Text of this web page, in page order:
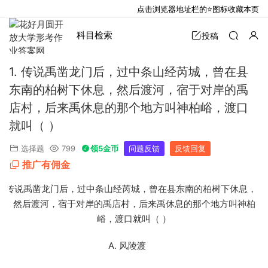
科目检索 投稿
1. 传说禹凿龙门后，过中条山经芮城，曾在县
东南的柏树下休息，然后渡河，宿于对岸的禹
店村，后来禹休息的那个地方叫神柏峪，渡口
就叫（ ）
选择题 799 领5金币 问题反馈 反馈回复
推广有佣金
传说禹凿龙门后，过中条山经芮城，曾在县东南的柏树下休息，
然后渡河，宿于对岸的禹店村，后来禹休息的那个地方叫神柏
峪，渡口就叫（ ）
A. 风陵渡
点击浏览器地址栏的⭐图标收藏本页